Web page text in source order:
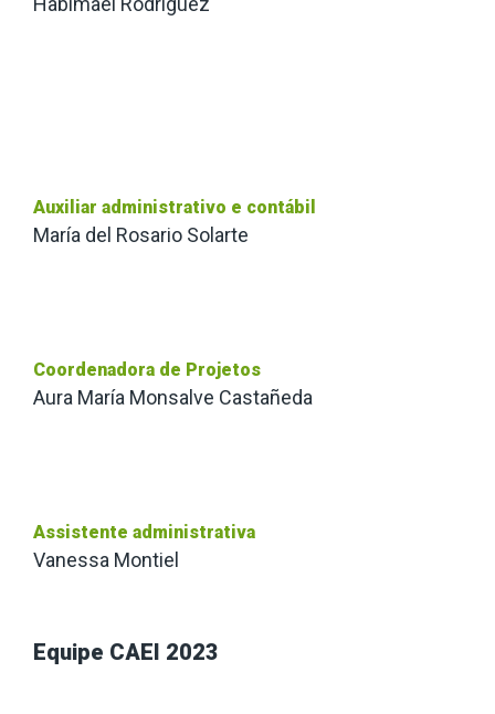
Auxiliar administrativo e contábil
María del Rosario Solarte
Coordenadora de Projetos
Aura María Monsalve Castañeda
Assistente administrativa
Vanessa Montiel
Equipe CAEI 2023